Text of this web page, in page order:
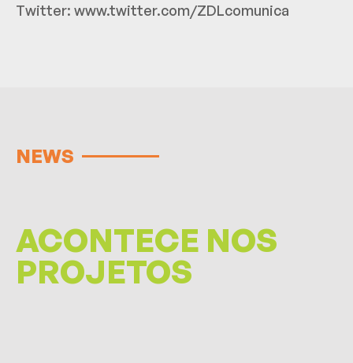
Twitter: www.twitter.com/ZDLcomunica
NEWS
ACONTECE NOS
PROJETOS